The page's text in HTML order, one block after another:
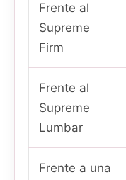
Frente al
Supreme
Firm
Frente al
Supreme
Lumbar
Frente a una